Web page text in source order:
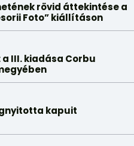
rövid áttekintése a
Foto” kiállításon
III. kiadása Corbu
kapuit